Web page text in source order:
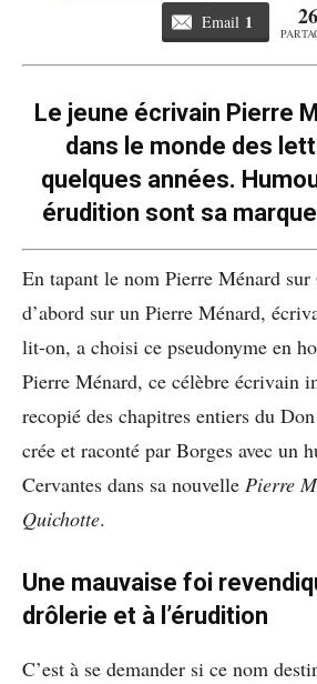
Email 1 26
Le jeune écrivain Pierre
dans le monde des
quelques années.
érudition sont sa
En tapant le nom Pierre Ménard
d’abord sur un Pierre Ménard,
lit-on, a choisi ce pseudonyme en
Pierre Ménard, ce célèbre écrivain
recopié des chapitres entiers du
crée et raconté par Borges avec un
Cervantes dans sa nouvelle Pierre
Quichotte.
Une mauvaise foi
drôlerie et à l’érudition
C’est à se demander si ce nom